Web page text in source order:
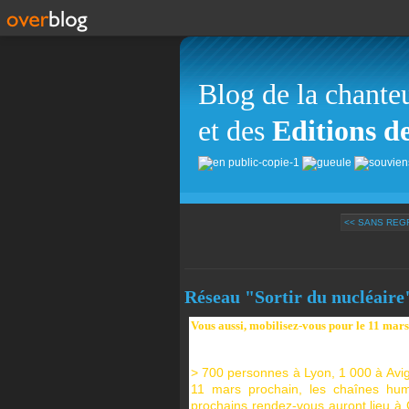
Blog de la
et des Editions
<< SANS
Réseau "Sortir du
Vous aussi, mobilisez-vous pour le 11
> 700 personnes à Lyon, 1 000 à
11 mars prochain, les chaînes
prochains rendez-vous auront lieu